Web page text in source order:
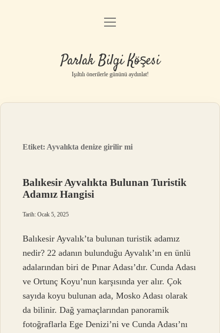
Anasayfa
Yasal Uyarı
menüyü
Parlak Bilgi Köşesi
Işıltılı önerilerle gününü aydınlat!
Etiket: Ayvalıkta denize girilir mi
Balıkesir Ayvalıkta Bulunan Turistik
Adamız Hangisi
Tarih: Ocak 5, 2025
Balıkesir Ayvalık’ta bulunan turistik adamız
nedir? 22 adanın bulunduğu Ayvalık’ın en ünlü
adalarından biri de Pınar Adası’dır. Cunda Adası
ve Ortunç Koyu’nun karşısında yer alır. Çok
sayıda koyu bulunan ada, Mosko Adası olarak
da bilinir. Dağ yamaçlarından panoramik
fotoğraflarla Ege Denizi’ni ve Cunda Adası’nı